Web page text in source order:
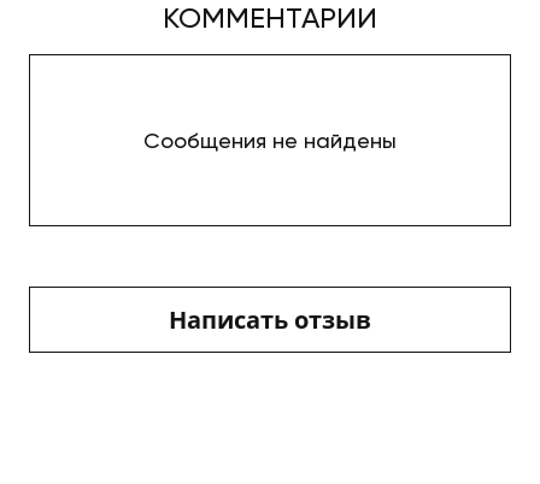
КОММЕНТАРИИ
Сообщения не найдены
Написать отзыв